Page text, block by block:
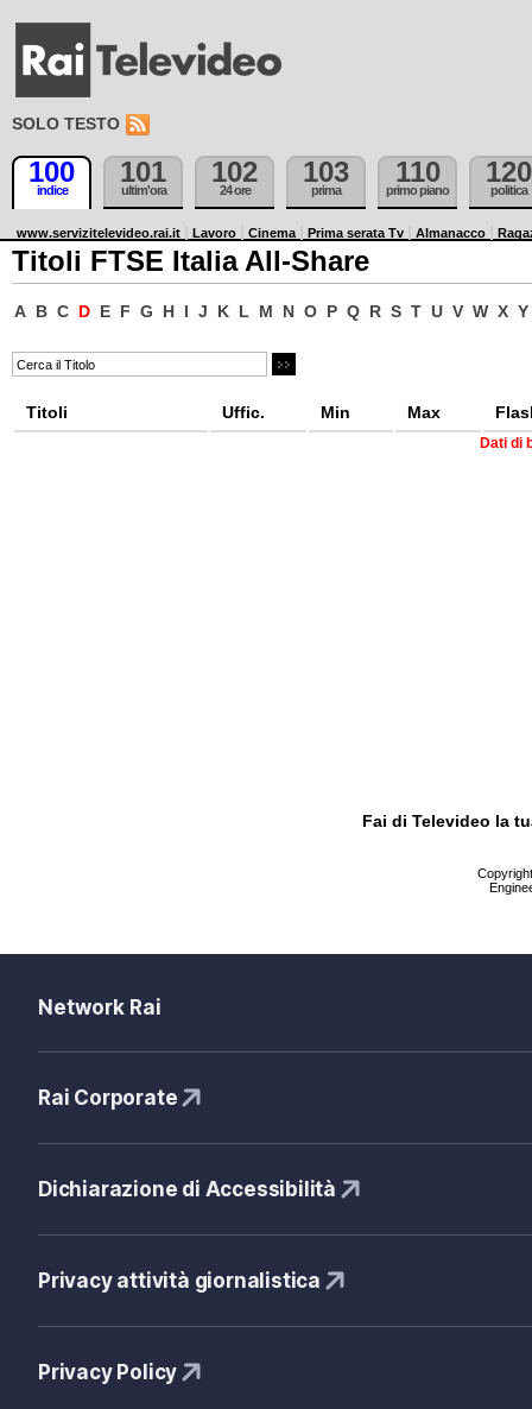
SOLO TESTO
100
indice
101
ultim'ora
102
24 ore
103
prima
110
primo piano
120
politica
www.servizitelevideo.rai.it Lavoro Cinema Prima serata Tv Almanacco
Titoli FTSE Italia All-Share
A B C D E F G H I J K L M N O P Q R S T U V W X Y
Titoli Uffic. Min Max
Dati di
Fai di Televideo la